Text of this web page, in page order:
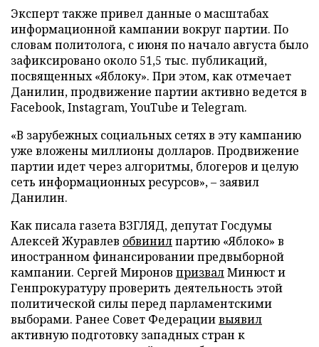
Эксперт также привел данные о масштабах
информационной кампании вокруг партии. По
словам политолога, с июня по начало августа было
зафиксировано около 51,5 тыс. публикаций,
посвященных «Яблоку». При этом, как отмечает
Данилин, продвижение партии активно ведется в
Facebook, Instagram, YouTube и Telegram.
«В зарубежных социальных сетях в эту кампанию
уже вложены миллионы долларов. Продвижение
партии идет через алгоритмы, блогеров и целую
сеть информационных ресурсов», – заявил
Данилин.
Как писала газета ВЗГЛЯД, депутат Госдумы
Алексей Журавлев обвинилпартию «Яблоко» в
иностранном финансировании предвыборной
кампании. Сергей Миронов призвалМинюст и
Генпрокуратуру проверить деятельность этой
политической силы перед парламентскими
выборами. Ранее Совет Федерациивыявил
активную подготовку западных стран к